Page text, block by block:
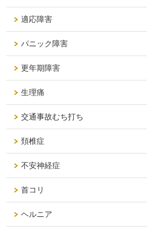
適応障害
パニック障害
更年期障害
生理痛
交通事故むち打ち
頚椎症
不安神経症
首コリ
ヘルニア